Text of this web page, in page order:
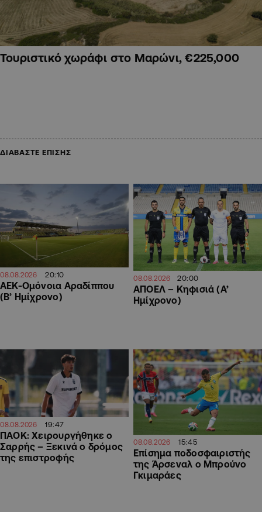
Τουριστικό χωράφι στο Μαρώνι, €225,000
ΔΙΑΒΑΣΤΕ ΕΠΙΣΗΣ
08.08.2026 20:10
ΑΕΚ-Ομόνοια Αραδίππου
(Β’ Ημίχρονο)
08.08.2026 20:00
ΑΠΟΕΛ – Κηφισιά (Α’
Ημίχρονο)
08.08.2026 19:47
ΠΑΟΚ: Χειρουργήθηκε ο
Σαρρής – Ξεκινά ο δρόμος
της επιστροφής
08.08.2026 15:45
Επίσημα ποδοσφαιριστής
της Άρσεναλ ο Μπρούνο
Γκιμαράες